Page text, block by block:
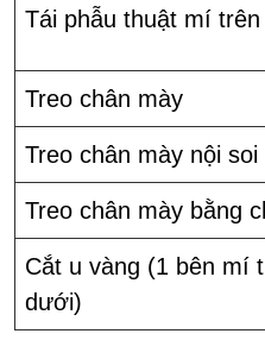
Tái phẫu thuật mí
Treo chân mày
Treo chân mày nội soi
Treo chân mày bằng
Cắt u vàng (1 bên mí
dưới)